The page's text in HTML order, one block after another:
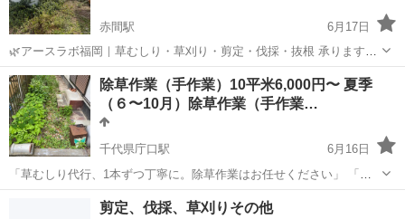
赤間駅
6月17日
🌿アースラボ福岡｜草むしり・草刈り・剪定・伐採・抜根 承ります！
🌿 ご覧いただきありがとうございます😊 宗像市周辺20km圏内の方限
定で【サービス・割引あり】✨ さらに… 📣【くらしのマーケット上位
店レベルの品質...
福岡 宗像市 赤間駅 草刈り 草むしり
除草作業（手作業）10平米6,000円〜 夏季
（６〜10月）除草作業（手作業…
千代県庁口駅
6月16日
「草むしり代行、1本ずつ丁寧に。除草作業はお任せください」 「草
が伸びて手がつけられない...」「高齢で草むしりが難しい...」 そんな
お悩みを解決します！ どげんかする隊！では、機械を使わず、手作業
千代県庁口駅 草刈り 草むしり
剪定、伐採、草刈りその他